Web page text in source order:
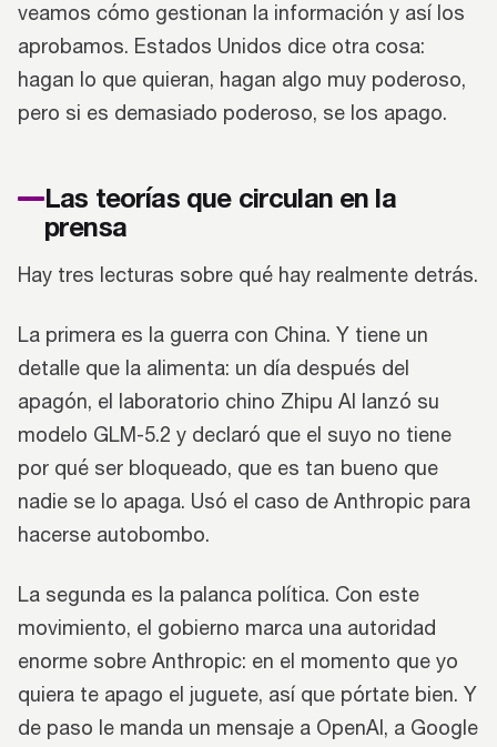
veamos cómo gestionan la información y así los
aprobamos. Estados Unidos dice otra cosa:
hagan lo que quieran, hagan algo muy poderoso,
pero si es demasiado poderoso, se los apago.
Las teorías que circulan en la
prensa
Hay tres lecturas sobre qué hay realmente detrás.
La primera es la guerra con China. Y tiene un
detalle que la alimenta: un día después del
apagón, el laboratorio chino Zhipu AI lanzó su
modelo GLM-5.2 y declaró que el suyo no tiene
por qué ser bloqueado, que es tan bueno que
nadie se lo apaga. Usó el caso de Anthropic para
hacerse autobombo.
La segunda es la palanca política. Con este
movimiento, el gobierno marca una autoridad
enorme sobre Anthropic: en el momento que yo
quiera te apago el juguete, así que pórtate bien. Y
de paso le manda un mensaje a OpenAI, a Google